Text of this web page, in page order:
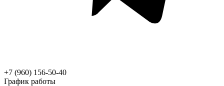
+7 (960) 156-50-40
График работы